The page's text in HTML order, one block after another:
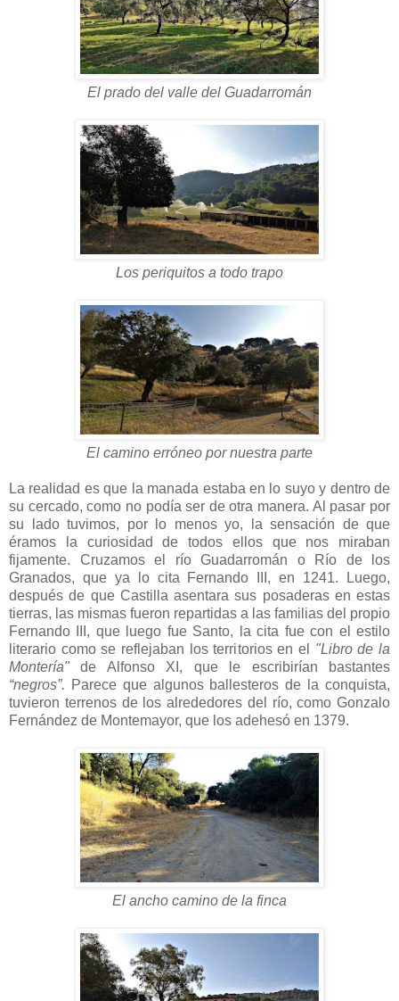
El prado del valle del Guadarromán
Los periquitos a todo trapo
El camino erróneo por nuestra parte
La realidad es que la manada estaba en lo suyo y dentro de
su cercado, como no podía ser de otra manera. Al pasar por
su lado tuvimos, por lo menos yo, la sensación de que
éramos la curiosidad de todos ellos que nos miraban
fijamente. Cruzamos el río Guadarromán o Río de los
Granados, que ya lo cita Fernando III, en 1241. Luego,
después de que Castilla asentara sus posaderas en estas
tierras, las mismas fueron repartidas a las familias del propio
Fernando III, que luego fue Santo, la cita fue con el estilo
literario como se reflejaban los territorios en el "Libro de la
Montería"de Alfonso XI, que le escribirían bastantes
“negros”. Parece que algunos ballesteros de la conquista,
tuvieron terrenos de los alrededores del río, como Gonzalo
Fernández de Montemayor, que los adehesó en 1379.
El ancho camino de la finca